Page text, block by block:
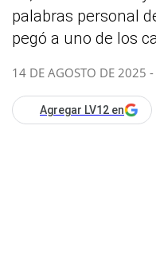
palabras personal
pegó a uno de los
14 DE AGOSTO DE 2025
Agregar LV12 en